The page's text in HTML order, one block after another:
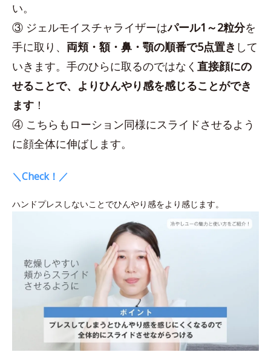
い。
③ ジェルモイスチャライザーはパール1～2粒分を
手に取り、 両頬・額・鼻・顎の順番で5点置き して
いきます。手のひらに取るのではなく 直接顔にの
せることで、よりひんやり感を感じることができ
ます ！
④ こちらもローション同様にスライドさせるよう
に顔全体に伸ばします。
＼Check！／
ハンドプレスしないことでひんやり感をより感じます。